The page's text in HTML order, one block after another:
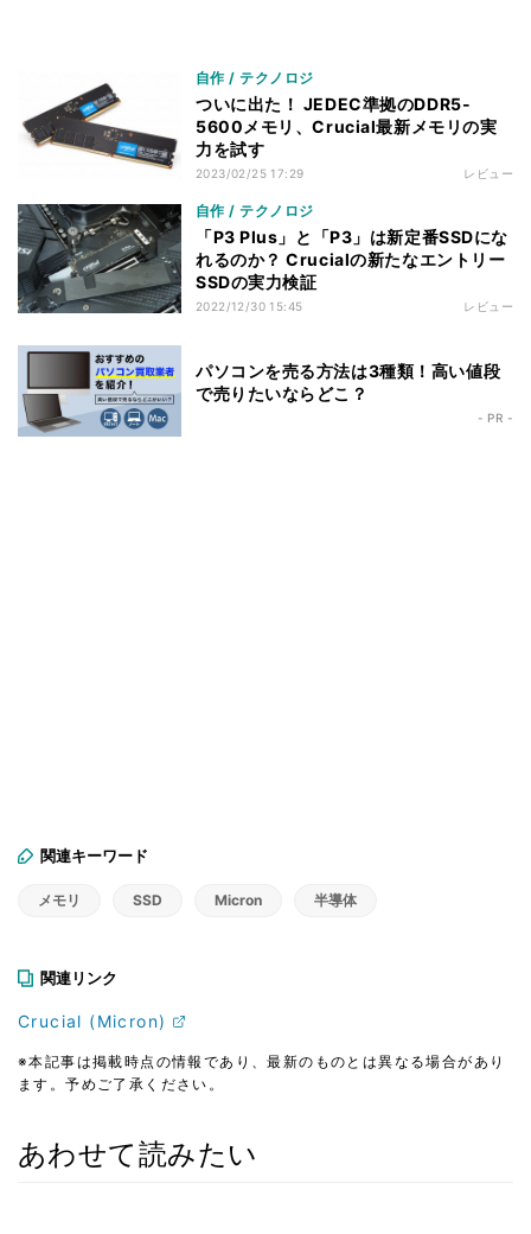
自作 / テクノロジ
ついに出た！ JEDEC準拠のDDR5-
5600メモリ、Crucial最新メモリの実
力を試す
2023/02/25 17:29 レビュー
自作 / テクノロジ
「P3 Plus」と「P3」は新定番SSDにな
れるのか？ Crucialの新たなエントリー
SSDの実力検証
2022/12/30 15:45 レビュー
パソコンを売る方法は3種類！高い値段
で売りたいならどこ？
- PR -
関連キーワード
メモリ SSD Micron 半導体
関連リンク
Crucial (Micron)
※本記事は掲載時点の情報であり、最新のものとは異なる場合があり
ます。予めご了承ください。
あわせて読みたい